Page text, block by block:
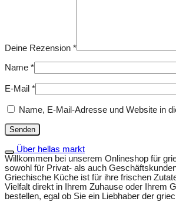
Deine Rezension *
Name *
E-Mail *
Name, E-Mail-Adresse und Website in
Über hellas markt
Willkommen bei unserem Onlineshop für
sowohl für Privat- als auch
Griechische Küche ist für ihre frischen
Vielfalt direkt in Ihrem Zuhause oder Ihrem
bestellen, egal ob Sie ein Liebhaber der